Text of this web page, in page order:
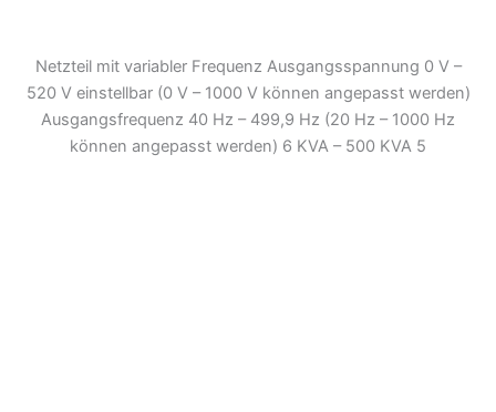
Netzteil mit variabler Frequenz Ausgangsspannung 0 V –
520 V einstellbar (0 V – 1000 V können angepasst werden)
Ausgangsfrequenz 40 Hz – 499,9 Hz (20 Hz – 1000 Hz
können angepasst werden) 6 KVA – 500 KVA 5